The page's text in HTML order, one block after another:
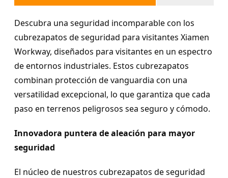
Descubra una seguridad incomparable con los
cubrezapatos de seguridad para visitantes Xiamen
Workway, diseñados para visitantes en un espectro
de entornos industriales. Estos cubrezapatos
combinan protección de vanguardia con una
versatilidad excepcional, lo que garantiza que cada
paso en terrenos peligrosos sea seguro y cómodo.
Innovadora puntera de aleación para mayor
seguridad
El núcleo de nuestros cubrezapatos de seguridad